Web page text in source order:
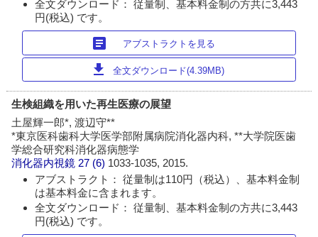
全文ダウンロード： 従量制、基本料金制の方共に3,443
円(税込) です。
article アブストラクトを見る
download 全文ダウンロード(4.39MB)
生検組織を用いた再生医療の展望
土屋輝一郎*, 渡辺守**
*東京医科歯科大学医学部附属病院消化器内科, **大学院医歯
学総合研究科消化器病態学
消化器内視鏡 27 (6) 1033-1035, 2015.
アブストラクト： 従量制は110円（税込）、基本料金制
は基本料金に含まれます。
全文ダウンロード： 従量制、基本料金制の方共に3,443
円(税込) です。